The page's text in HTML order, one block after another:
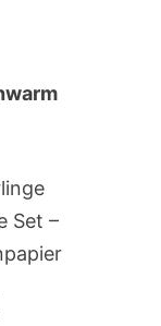
Set –